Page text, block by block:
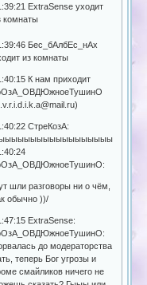
ExtrаSense уходит
комнаты
Бес_бАлбЕс_нАх
из комнаты
К нам приходит
СтреКозА:
шли разговоры ни о чём,
обычно ))/
ExtraSense:
до модераторства
теперь Бог угрозы и
смайликов ничего не